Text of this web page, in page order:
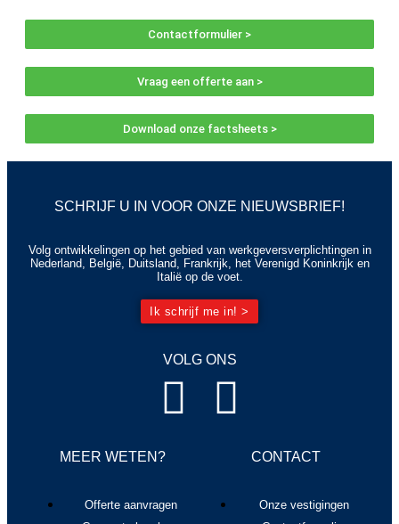
Contactformulier >
Vraag een offerte aan >
Download onze factsheets >
CONTACT
Onze vestigingen
MEER WETEN?
Offerte aanvragen
VOLG ONS
SCHRIJF U IN VOOR ONZE NIEUWSBRIEF!
Volg ontwikkelingen op het gebied van werkgeversverplichtingen in
Nederland, België, Duitsland, Frankrijk, het Verenigd Koninkrijk en
Italië op de voet.
Ik schrijf me in! >